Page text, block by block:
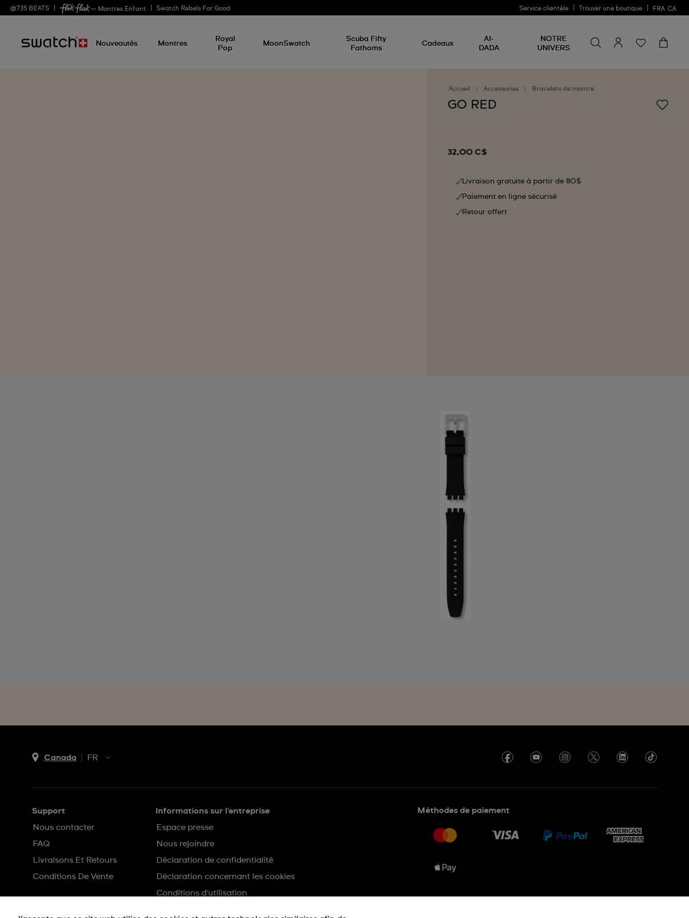
@ 735 BEATS — Montres Enfant Swatch Rebels For Good Service clientèle Trouver une boutique FRA CA
Nouveautés Montres
Royal
Pop
MoonSwatch
Scuba Fifty
Fathoms
Cadeaux
AI-
DADA
NOTRE
UNIVERS
un
produit
Accueil Accessories Bracelets de montre
GO RED
32,00 C$
Livraison gratuite à partir de 80$
Paiement en ligne sécurisé
Retour offert
Canada
FR
FR
Support
Nous contacter
FAQ
Livraisons Et Retours
Conditions De Vente
Informations sur l'entreprise
Espace presse
Nous rejoindre
Déclaration de confidentialité
Déclaration concernant les cookies
Conditions d'utilisation
Méthodes de paiement